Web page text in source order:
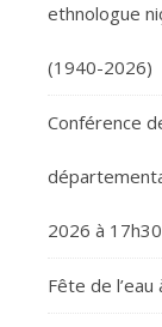
ethnologue
(1940-2026)
Conférence
2026 à 17h30
Fête de